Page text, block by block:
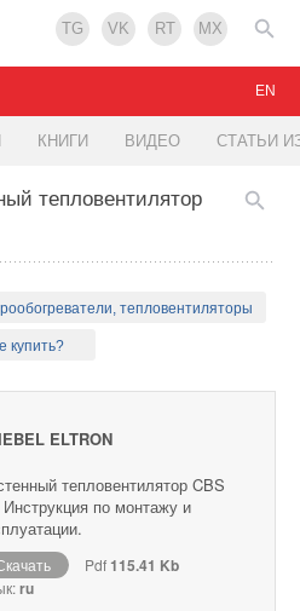
TG VK RT MX
КНИГИ ВИДЕО СТАТЬИ
EN
тепловентилятор
тепловентиляторы
купить?
ELTRON
тепловентилятор CBS
по монтажу и
Pdf115.41 Kb
ru